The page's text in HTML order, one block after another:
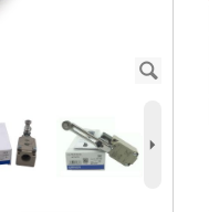
J
5